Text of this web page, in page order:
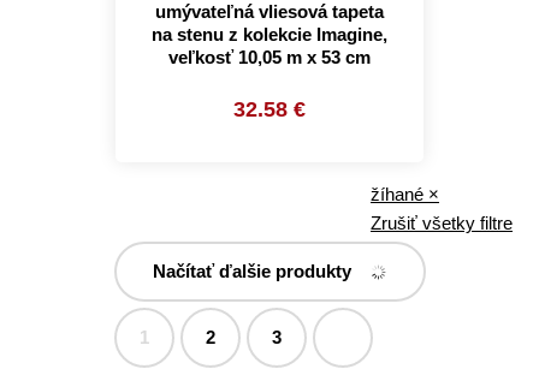
umývateľná vliesová tapeta
na stenu z kolekcie Imagine,
veľkosť 10,05 m x 53 cm
32.58 €
žíhané ×
Zrušiť všetky filtre
Načítať ďalšie produkty
1 2 3